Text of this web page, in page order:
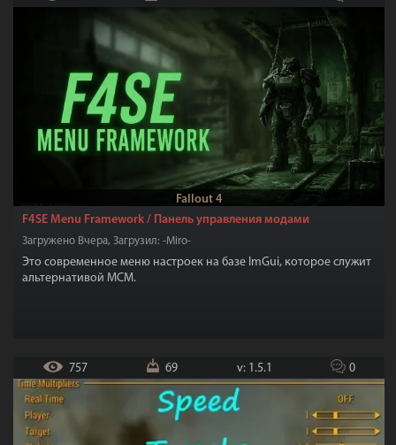
Fallout 4
F4SE Menu Framework / Панель управления модами
Загружено Вчера, Загрузил: -Miro-
Это современное меню настроек на базе ImGui, которое служит
альтернативой MCM.
757 69 v: 1.5.1 0